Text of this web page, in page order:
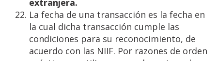
extranjera.
La fecha de una transacción es la fecha en
la cual dicha transacción cumple las
condiciones para su reconocimiento, de
acuerdo con las NIIF. Por razones de orden